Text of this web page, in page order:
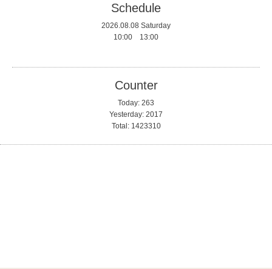
Schedule
2026.08.08 Saturday
10:00 13:00
Counter
Today: 263
Yesterday: 2017
Total: 1423310